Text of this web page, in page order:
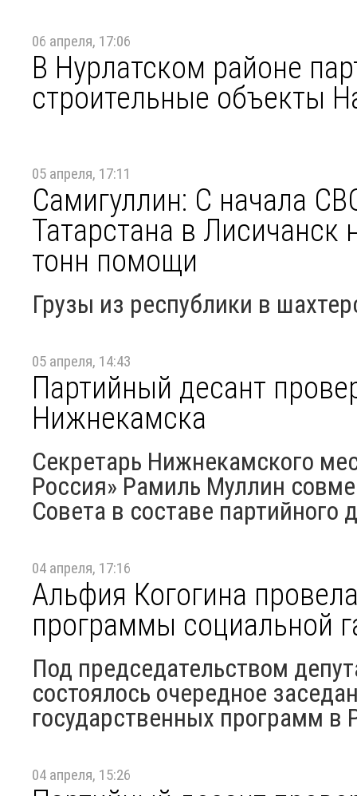
06 апреля, 17:06
В Нурлатском районе
строительные объекты
05 апреля, 17:11
Самигуллин: С начала
Татарстана в Лисичанск
тонн помощи
Грузы из республики в
05 апреля, 14:43
Партийный десант
Нижнекамска
Секретарь Нижнекамского
Россия» Рамиль Муллин
Совета в составе партийного
04 апреля, 17:16
Альфия Когогина
программы социальной
Под председательством
состоялось очередное
государственных программ в
04 апреля, 15:26